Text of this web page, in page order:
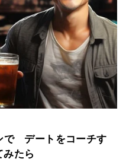
で デートをコーチす
たら